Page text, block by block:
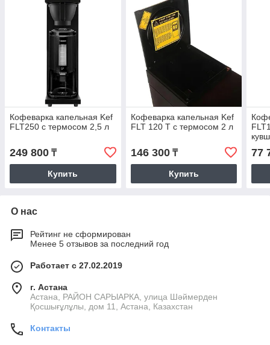
Кофеварка капельная Kef
FLT250 с термосом 2,5 л
249 800 ₸
Купить
Кофеварка капельная Kef
FLT 120 T с термосом 2 л
146 300₸
Купить
77
О нас
Рейтинг не сформирован
Менее 5 отзывов за последний год
Работает с 27.02.2019
г. Астана
Астана, РАЙОН САРЫАРКА, улица Шәймерден
Қосшығұлұлы, дом 11, Астана, Казахстан
Контакты